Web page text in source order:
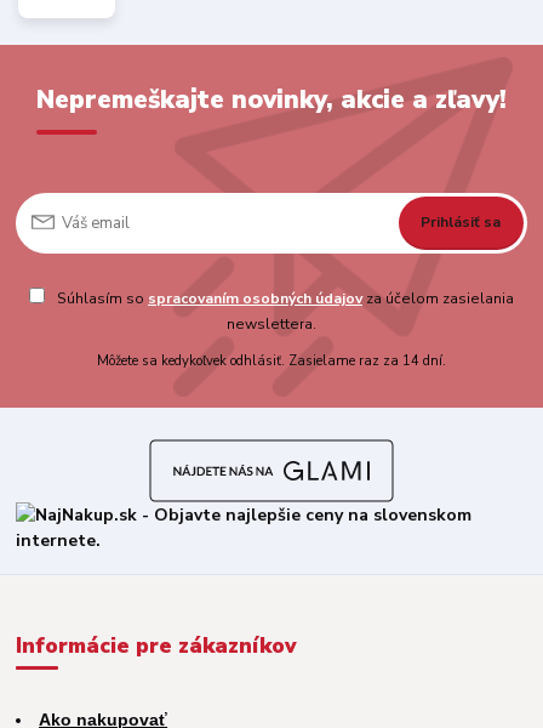
Nepremeškajte novinky, akcie a zľavy!
Prihlásiť sa
Súhlasím so spracovaním osobných údajovza účelom zasielania
newslettera.
Môžete sa kedykoľvek odhlásiť. Zasielame raz za 14 dní.
Informácie pre zákazníkov
Ako nakupovať